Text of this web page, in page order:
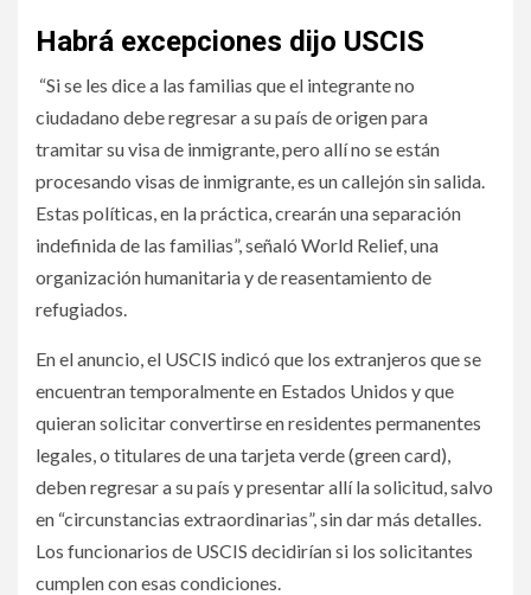
Habrá excepciones dijo USCIS
“Si se les dice a las familias que el integrante no
ciudadano debe regresar a su país de origen para
tramitar su visa de inmigrante, pero allí no se están
procesando visas de inmigrante, es un callejón sin salida.
Estas políticas, en la práctica, crearán una separación
indefinida de las familias”, señaló World Relief, una
organización humanitaria y de reasentamiento de
refugiados.
En el anuncio, el USCIS indicó que los extranjeros que se
encuentran temporalmente en Estados Unidos y que
quieran solicitar convertirse en residentes permanentes
legales, o titulares de una tarjeta verde (green card),
deben regresar a su país y presentar allí la solicitud, salvo
en “circunstancias extraordinarias”, sin dar más detalles.
Los funcionarios de USCIS decidirían si los solicitantes
cumplen con esas condiciones.